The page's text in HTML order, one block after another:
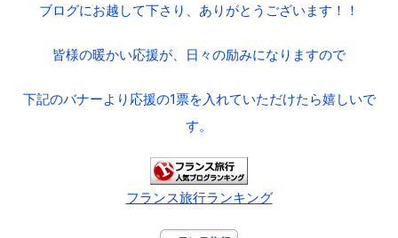
ブログにお越して下さり、ありがとうございます！！
皆様の暖かい応援が、日々の励みになりますので
下記のバナーより応援の1票を入れていただけたら嬉しいで
す。
フランス旅行ランキング